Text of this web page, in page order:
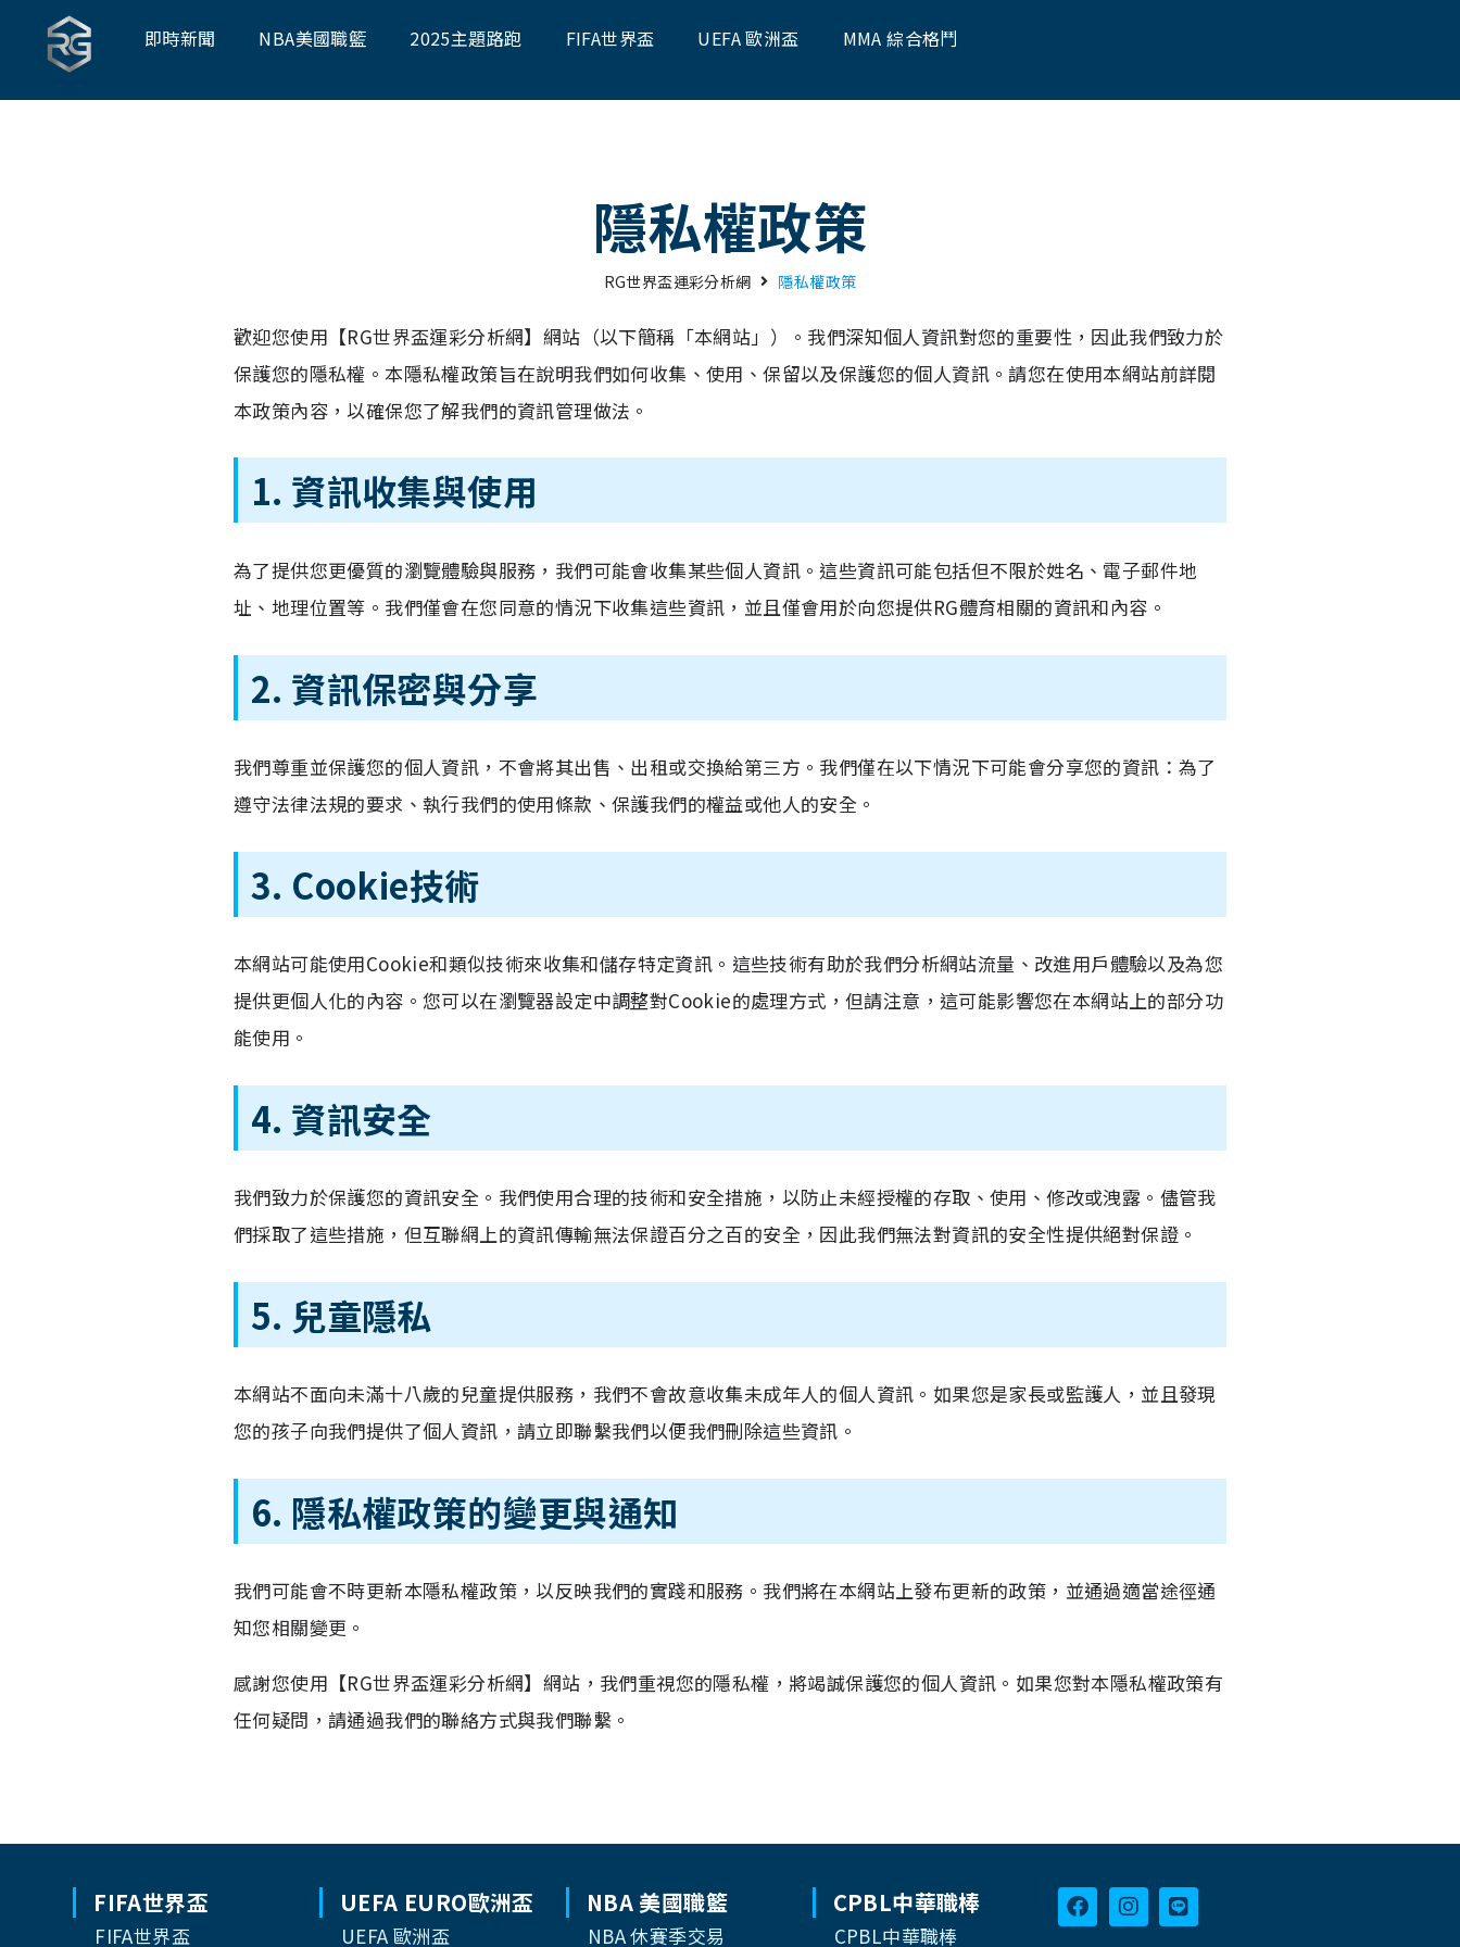
即時新聞 NBA美國職籃 2025主題路跑 FIFA世界盃 UEFA 歐洲盃 MMA 綜合格鬥
隱私權政策
RG世界盃運彩分析網 隱私權政策
歡迎您使用【RG世界盃運彩分析網】網站（以下簡稱「本網站」）。我們深知個人資訊對您的重要性，因此我們致力於
保護您的隱私權。本隱私權政策旨在說明我們如何收集、使用、保留以及保護您的個人資訊。請您在使用本網站前詳閱
本政策內容，以確保您了解我們的資訊管理做法。
1. 資訊收集與使用
為了提供您更優質的瀏覽體驗與服務，我們可能會收集某些個人資訊。這些資訊可能包括但不限於姓名、電子郵件地
址、地理位置等。我們僅會在您同意的情況下收集這些資訊，並且僅會用於向您提供RG體育相關的資訊和內容。
2. 資訊保密與分享
我們尊重並保護您的個人資訊，不會將其出售、出租或交換給第三方。我們僅在以下情況下可能會分享您的資訊：為了
遵守法律法規的要求、執行我們的使用條款、保護我們的權益或他人的安全。
3. Cookie技術
本網站可能使用Cookie和類似技術來收集和儲存特定資訊。這些技術有助於我們分析網站流量、改進用戶體驗以及為您
提供更個人化的內容。您可以在瀏覽器設定中調整對Cookie的處理方式，但請注意，這可能影響您在本網站上的部分功
能使用。
4. 資訊安全
我們致力於保護您的資訊安全。我們使用合理的技術和安全措施，以防止未經授權的存取、使用、修改或洩露。儘管我
們採取了這些措施，但互聯網上的資訊傳輸無法保證百分之百的安全，因此我們無法對資訊的安全性提供絕對保證。
5. 兒童隱私
本網站不面向未滿十八歲的兒童提供服務，我們不會故意收集未成年人的個人資訊。如果您是家長或監護人，並且發現
您的孩子向我們提供了個人資訊，請立即聯繫我們以便我們刪除這些資訊。
6. 隱私權政策的變更與通知
我們可能會不時更新本隱私權政策，以反映我們的實踐和服務。我們將在本網站上發布更新的政策，並通過適當途徑通
知您相關變更。
感謝您使用【RG世界盃運彩分析網】網站，我們重視您的隱私權，將竭誠保護您的個人資訊。如果您對本隱私權政策有
任何疑問，請通過我們的聯絡方式與我們聯繫。
FIFA世界盃
FIFA世界盃
UEFA EURO歐洲盃
UEFA 歐洲盃
NBA 美國職籃
NBA 休賽季交易
CPBL中華職棒
CPBL中華職棒